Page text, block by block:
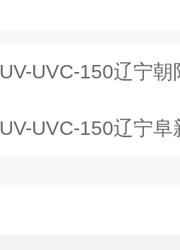
UV-UVC-150辽宁朝阳管道式紫外
UV-UVC-150辽宁阜新管道式紫外